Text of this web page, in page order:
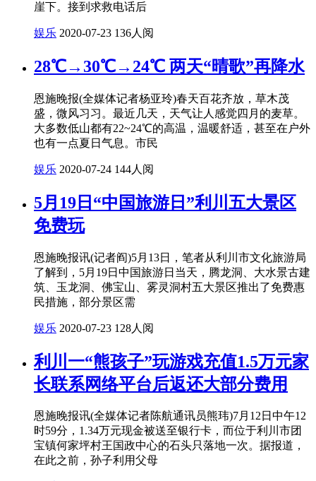
崖下。接到求救电话后
娱乐 2020-07-23 136人阅
28℃→30℃→24℃ 两天“晴歌”再降水
恩施晚报(全媒体记者杨亚玲)春天百花齐放，草木茂
盛，微风习习。最近几天，天气让人感觉四月的麦草。
大多数低山都有22~24℃的高温，温暖舒适，甚至在户外
也有一点夏日气息。市民
娱乐 2020-07-24 144人阅
5月19日“中国旅游日”利川五大景区
免费玩
恩施晚报讯(记者阎)5月13日，笔者从利川市文化旅游局
了解到，5月19日中国旅游日当天，腾龙洞、大水景古建
筑、玉龙洞、佛宝山、雾灵洞村五大景区推出了免费惠
民措施，部分景区需
娱乐 2020-07-23 128人阅
利川一“熊孩子”玩游戏充值1.5万元家
长联系网络平台后返还大部分费用
恩施晚报讯(全媒体记者陈航通讯员熊玮)7月12日中午12
时59分，1.34万元现金被送至银行卡，而位于利川市团
宝镇何家坪村王国政中心的石头只落地一次。据报道，
在此之前，孙子利用父母